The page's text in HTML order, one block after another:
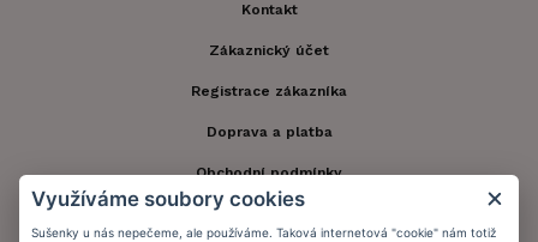
Kontakt
Zákaznický účet
Registrace zákazníka
Doprava a platba
Obchodní podmínky
Ochrana osobních údajů
Využíváme soubory cookies
Sušenky u nás nepečeme, ale používáme. Taková internetová "cookie" nám totiž